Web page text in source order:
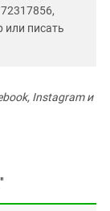
или писать
Instagram и